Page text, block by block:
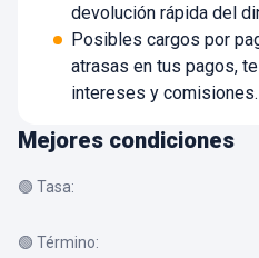
devolución rápida del
Posibles cargos por
atrasas en tus pagos,
intereses y comisiones.
Mejores condiciones
🟢 Tasa:
🟢 Término: